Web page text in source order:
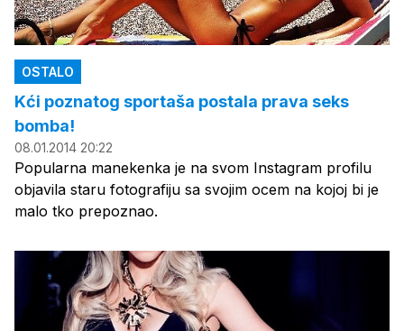
OSTALO
Kći poznatog sportaša postala prava seks
bomba!
08.01.2014 20:22
Popularna manekenka je na svom Instagram profilu
objavila staru fotografiju sa svojim ocem na kojoj bi je
malo tko prepoznao.